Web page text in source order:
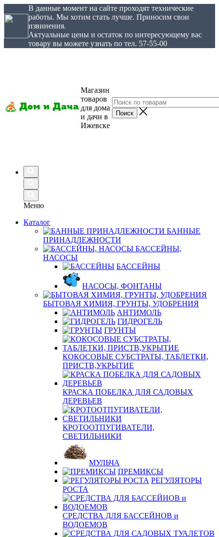
В данные момент на сайте проходят технические
работы. Мы хотим стать лучше. Приносим свои
извинения.
Актуальные цены и остаток по интересующему вас
товару вы можете узнать по тел. 57-55-00
Магазин
товаров
для дома
и дачи в
Ижевске
Меню
Каталог
БАННЫЕ
ПРИНАДЛЕЖНОСТИ
БАССЕЙНЫ,
НАСОСЫ
БАССЕЙНЫ
НАСОСЫ, ФОНТАНЫ
БЫТОВАЯ ХИМИЯ, ГРУНТЫ, УДОБРЕНИЯ
АНТИМОЛЬ
ГИДРОГЕЛЬ
ГРУНТЫ
КОКОСОВЫЕ СУБСТРАТЫ, ТАБЛЕТКИ,
ПРИСТВ,УКРЫТИЕ
КРАСКА ПОБЕЛКА ДЛЯ САДОВЫХ
ДЕРЕВЬЕВ
КРОТООТПУГИВАТЕЛИ,
СВЕТИЛЬНИКИ
МУЛЬЧА
ПРЕМИКСЫ
РЕГУЛЯТОРЫ
РОСТА
СРЕДСТВА ДЛЯ БАССЕЙНОВ и
ВОДОЕМОВ